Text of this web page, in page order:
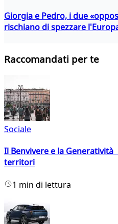
Giorgia e Pedro, i due
rischiano di spezzare
Raccomandati per te
Sociale
Il Benvivere e la
territori
1 min di lettura